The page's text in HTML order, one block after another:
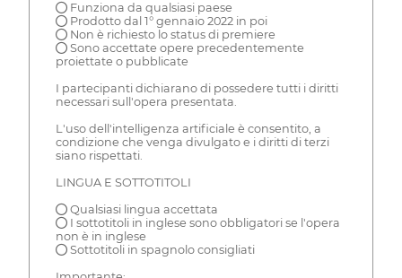
● Funziona da qualsiasi paese
● Prodotto dal 1° gennaio 2022 in poi
● Non è richiesto lo status di premiere
● Sono accettate opere precedentemente
proiettate o pubblicate
I partecipanti dichiarano di possedere tutti i diritti
necessari sull'opera presentata.
L'uso dell'intelligenza artificiale è consentito, a
condizione che venga divulgato e i diritti di terzi
siano rispettati.
LINGUA E SOTTOTITOLI
● Qualsiasi lingua accettata
● I sottotitoli in inglese sono obbligatori se l'opera
non è in inglese
● Sottotitoli in spagnolo consigliati